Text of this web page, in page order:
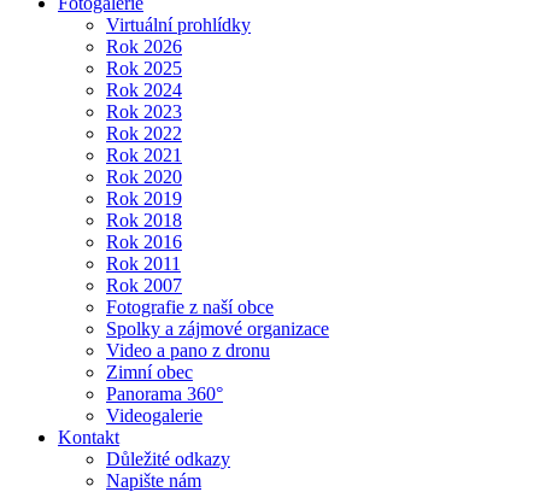
Virtuální prohlídky
Rok 2026
Rok 2025
Rok 2024
Rok 2023
Rok 2022
Rok 2021
Rok 2020
Rok 2019
Rok 2018
Rok 2016
Rok 2011
Rok 2007
Fotografie z naší obce
Spolky a zájmové organizace
Video a pano z dronu
Zimní obec
Panorama 360°
Videogalerie
Kontakt
Důležité odkazy
Napište nám